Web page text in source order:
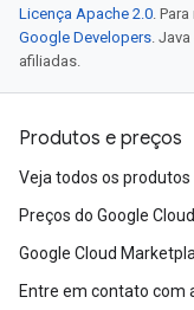
Licença Apache 2.0.
Google Developers.
afiliadas.
Produtos e preços
Veja todos os produtos
Preços do Google Cloud
Google Cloud
Entre em contato com